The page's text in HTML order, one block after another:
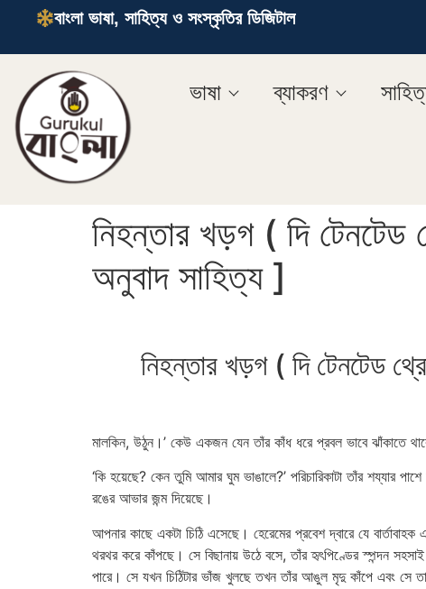
বাংলা ভাষা, সাহিত্য ও সংস্কৃতির ডিজিটাল
ভাষা ব্যাকরণ
নিহন্তার খড়গ ( দি
অনুবাদ সাহিত্য ]
নিহন্তার খড়গ ( দি টেনটেড
মালকিন, উঠুন।’ কেউ একজন যেন তাঁর কাঁধ ধরে প্রবল ভাবে ঝাঁকাতে
‘কি হয়েছে? কেন তুমি আমার ঘুম ভাঙালে?’ পরিচারিকাটা তাঁর শয্যার
রঙের আভার জন্ম দিয়েছে।
আপনার কাছে একটা চিঠি এসেছে। হেরেমের প্রবেশ দ্বারে যে
থরথর করে কাঁপছে। সে বিছানায় উঠে বসে, তাঁর হৃৎপিণ্ডের স্পন্দন
পারে। সে যখন চিঠিটার ভাঁজ খুলছে তখন তাঁর আঙুল মৃদু কাঁপে এবং সে